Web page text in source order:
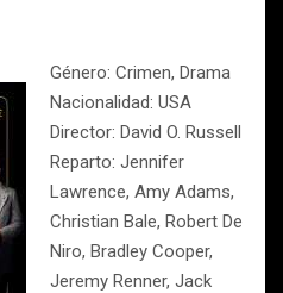
Género: Crimen, Drama
Nacionalidad: USA
Director: David O. Russell
Reparto: Jennifer
Lawrence, Amy Adams,
Christian Bale, Robert De
Niro, Bradley Cooper,
Jeremy Renner, Jack